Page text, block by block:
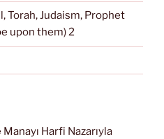
Torah, Judaism, Prophet
upon them) 2
Harfi Nazarıyla